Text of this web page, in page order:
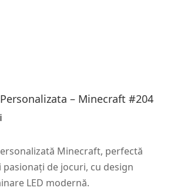
– Minecraft #204
Minecraft, perfectă
de jocuri, cu design
LED modernă.